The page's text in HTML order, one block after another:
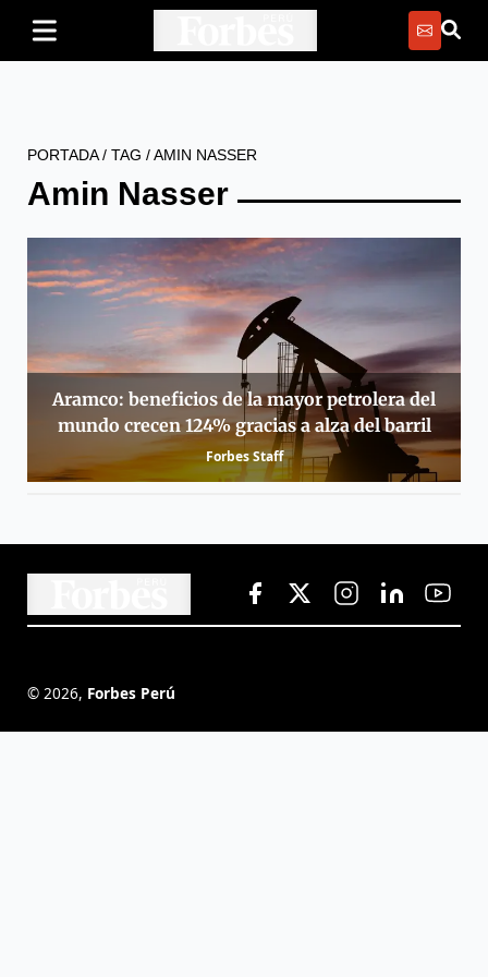
PORTADA/ TAG /AMIN NASSER
Amin Nasser
Aramco: beneficios de la mayor petrolera del
mundo crecen 124% gracias a alza del barril
Forbes Staff
© 2026, Forbes Perú